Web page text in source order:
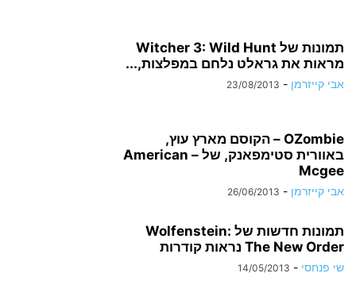
תמונות של Witcher 3: Wild Hunt
מראות את גראלט נלחם במפלצות,...
אבי קייזרמן -
23/08/2013
OZombie – הקוסם מארץ עוץ,
באוורית סטימפאנק, של – American
Mcgee
אבי קייזרמן -
26/06/2013
תמונות חדשות של Wolfenstein:
The New Order נראות קודרות
שי פנחסי -
14/05/2013